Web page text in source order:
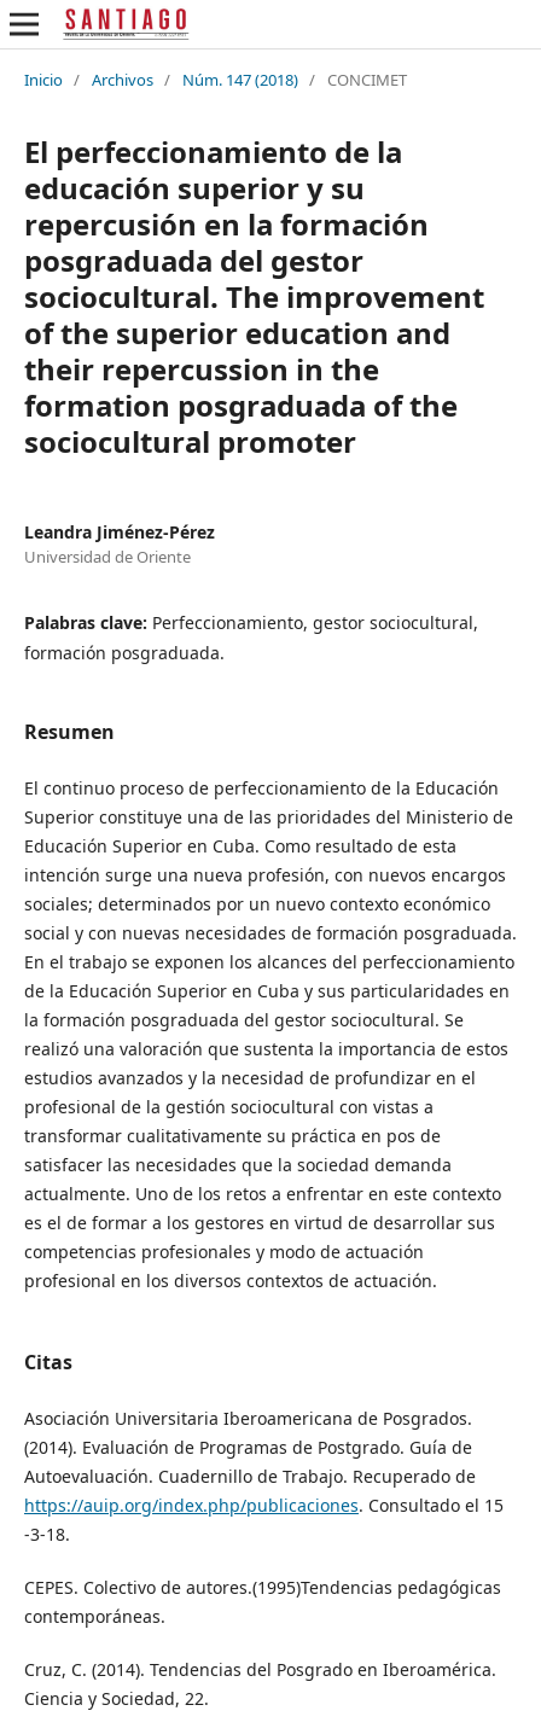
Inicio / Archivos / Núm. 147 (2018) / CONCIMET
El perfeccionamiento de la
educación superior y su
repercusión en la formación
posgraduada del gestor
sociocultural. The improvement
of the superior education and
their repercussion in the
formation posgraduada of the
sociocultural promoter
Leandra Jiménez-Pérez
Universidad de Oriente
Palabras clave: Perfeccionamiento, gestor sociocultural,
formación posgraduada.
Resumen
El continuo proceso de perfeccionamiento de la Educación
Superior constituye una de las prioridades del Ministerio de
Educación Superior en Cuba. Como resultado de esta
intención surge una nueva profesión, con nuevos encargos
sociales; determinados por un nuevo contexto económico
social y con nuevas necesidades de formación posgraduada.
En el trabajo se exponen los alcances del perfeccionamiento
de la Educación Superior en Cuba y sus particularidades en
la formación posgraduada del gestor sociocultural. Se
realizó una valoración que sustenta la importancia de estos
estudios avanzados y la necesidad de profundizar en el
profesional de la gestión sociocultural con vistas a
transformar cualitativamente su práctica en pos de
satisfacer las necesidades que la sociedad demanda
actualmente. Uno de los retos a enfrentar en este contexto
es el de formar a los gestores en virtud de desarrollar sus
competencias profesionales y modo de actuación
profesional en los diversos contextos de actuación.
Citas
Asociación Universitaria Iberoamericana de Posgrados.
(2014). Evaluación de Programas de Postgrado. Guía de
Autoevaluación. Cuadernillo de Trabajo. Recuperado de
https://auip.org/index.php/publicaciones. Consultado el 15
-3-18.
CEPES. Colectivo de autores.(1995)Tendencias pedagógicas
contemporáneas.
Cruz, C. (2014). Tendencias del Posgrado en Iberoamérica.
Ciencia y Sociedad, 22.